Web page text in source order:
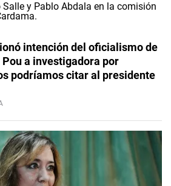
intención del oficialismo de
a investigadora por
podríamos citar al presidente